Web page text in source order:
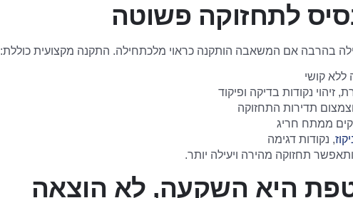
לתחזוקה פשוטה
בהרבה אם המשאבה הותקנה כראוי מלכתחילה. התקנה מקצועית כוללת:
קושי
זיהוי נקודות בדיקה ופיקוד
תדירות התחזוקה
ממתח חריג
, נקודות דגימה
תחזוקה מהירה ויעילה יותר.
היא השקעה, לא הוצאה